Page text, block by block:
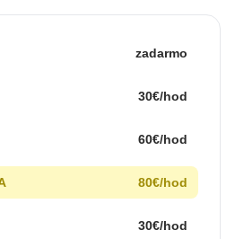
zadarmo
30€/hod
60€/hod
80€/hod
30€/hod